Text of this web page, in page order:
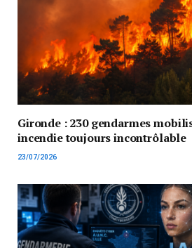
Gironde : 230 gendarmes
incendie toujours incontrôlable
23/07/2026